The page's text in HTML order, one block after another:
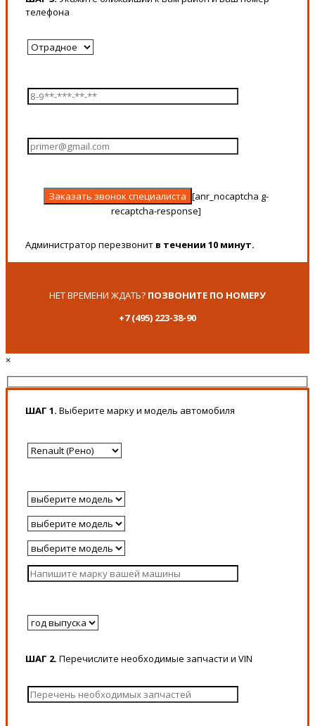
телефона
[anr_nocaptcha g-
recaptcha-response]
Администратор перезвонит в течении 10 минут.
НЕТ ВРЕМЕНИ ЖДАТЬ? ПОЗВОНИТЕ ПО НОМЕРУ
+7 (495) 223-38-90
×
ШАГ 1. Выберите марку и модель автомобиля
ШАГ 2. Перечислите необходимые запчасти и VIN